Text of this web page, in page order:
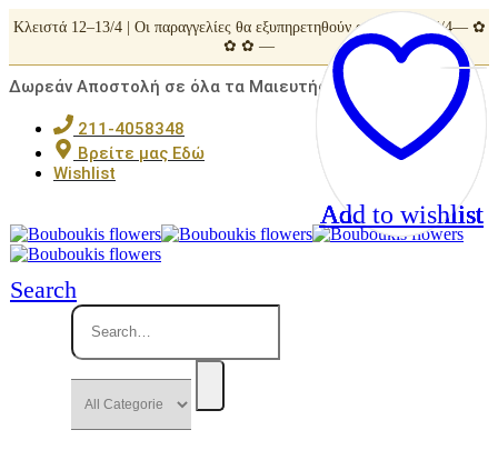
Κλειστά 12–13/4 | Οι παραγγελίες θα εξυπηρετηθούν από Τρίτη 14/4— ✿
✿ ✿ —
Δωρεάν Αποστολή σε όλα τα Μαιευτήρια της Αττικής
211-4058348
Βρείτε μας Εδώ
Wishlist
Search
Add to wishlist
Add to wishlist
Add to wishlist
Add to wishlist
Add to wishlist